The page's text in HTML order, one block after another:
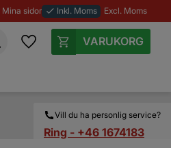
Mina sidor done Inkl. Moms Excl. Moms
Vill du ha personlig service?
Ring - +46 1674183
Favoriter
Kundvagn